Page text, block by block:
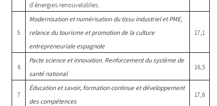
d'énergies renouvelables.
5
Modernisation et numérisation du tissu industriel et PME,
relance du tourisme et promotion de la culture
entrepreneuriale espagnole
17,1
6
Pacte science et innovation. Renforcement du système de
santé national
16,5
7
Éducation et savoir, formation continue et développement
des compétences
17,6